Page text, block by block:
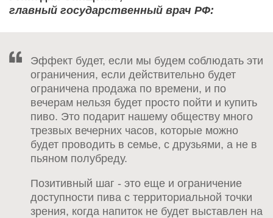
главный государственный врач РФ:
Эффект будет, если мы будем соблюдать эти
ограничения, если действительно будет
ограничена продажа по времени, и по
вечерам нельзя будет просто пойти и купить
пиво. Это подарит нашему обществу много
трезвых вечерних часов, которые можно
будет проводить в семье, с друзьями, а не в
пьяном полубреду.
Позитивный шаг - это еще и ограничение
доступности пива с территориальной точки
зрения, когда напиток не будет выставлен на